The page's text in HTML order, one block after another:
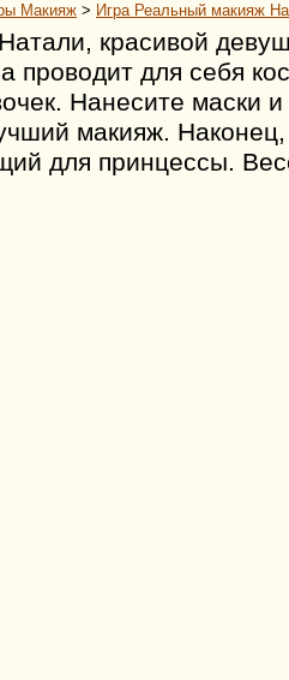
Макияж > Игра Реальный макияж
красивой
проводит для себя
Нанесите маски
макияж.
для принцессы.